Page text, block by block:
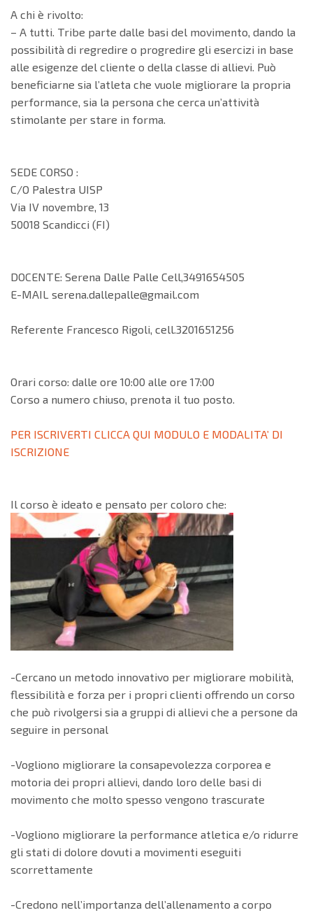
A chi è rivolto:
– A tutti. Tribe parte dalle basi del movimento, dando la
possibilità di regredire o progredire gli esercizi in base
alle esigenze del cliente o della classe di allievi. Può
beneficiarne sia l’atleta che vuole migliorare la propria
performance, sia la persona che cerca un’attività
stimolante per stare in forma.
SEDE CORSO :
C/O Palestra UISP
Via IV novembre, 13
50018 Scandicci (FI)
DOCENTE: Serena Dalle Palle Cell,3491654505
E-MAIL serena.dallepalle@gmail.com
Referente Francesco Rigoli, cell.3201651256
Orari corso: dalle ore 10:00 alle ore 17:00
Corso a numero chiuso, prenota il tuo posto.
PER ISCRIVERTI CLICCA QUI MODULO E MODALITA’ DI
ISCRIZIONE
Il corso è ideato e pensato per coloro che:
-Cercano un metodo innovativo per migliorare mobilità,
flessibilità e forza per i propri clienti offrendo un corso
che può rivolgersi sia a gruppi di allievi che a persone da
seguire in personal
-Vogliono migliorare la consapevolezza corporea e
motoria dei propri allievi, dando loro delle basi di
movimento che molto spesso vengono trascurate
-Vogliono migliorare la performance atletica e/o ridurre
gli stati di dolore dovuti a movimenti eseguiti
scorrettamente
-Credono nell’importanza dell’allenamento a corpo